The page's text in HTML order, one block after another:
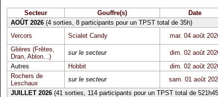
Secteur Gouffre(s)
Date
AOÛT 2026(4 sorties, 8 participants pour un TPST total de 35h)
Vercors
Scialet Candy
mar. 04 août
Glières (Frêtes,
Dran, Ablon...)
sur le secteur
dim. 02 août
Autres
Hobbit
dim. 02 août
Rochers de
Leschaux
sur le secteur
sam. 01 août
JUILLET 2026(41 sorties, 114 participants pour un TPST total de